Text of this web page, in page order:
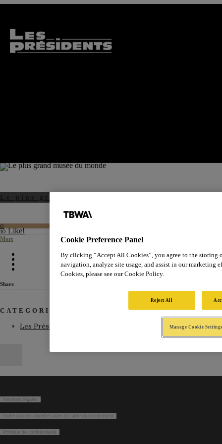
0
10 Like!
More
Share
CATEGORIES
Les Présidents
Mentions légales
Protection des données dans le cadre du recrutement
Politique de confidentialité
Cookie Preference Panel
By clicking “Accept All Cookies”, you agree to the storing
navigation, analyze site usage, and assist in our marketing
Cookies, please see our Cookie Policy.
Reject All
Manage Cookie